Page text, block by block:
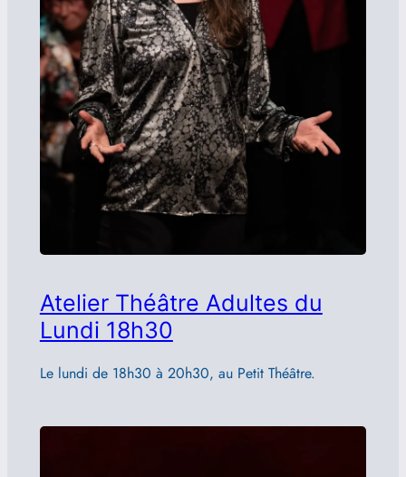
Atelier Théâtre Adultes du
Lundi 18h30
Le lundi de 18h30 à 20h30, au Petit Théâtre.